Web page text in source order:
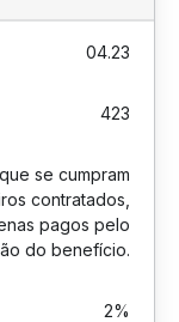
04.23
423
se cumpram
contratados,
pagos pelo
do benefício.
2%